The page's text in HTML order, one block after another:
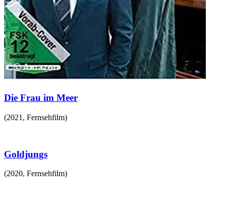
Die Frau im Meer
(2021 , Fernsehfilm)
Goldjungs
(2020, Fernsehfilm)